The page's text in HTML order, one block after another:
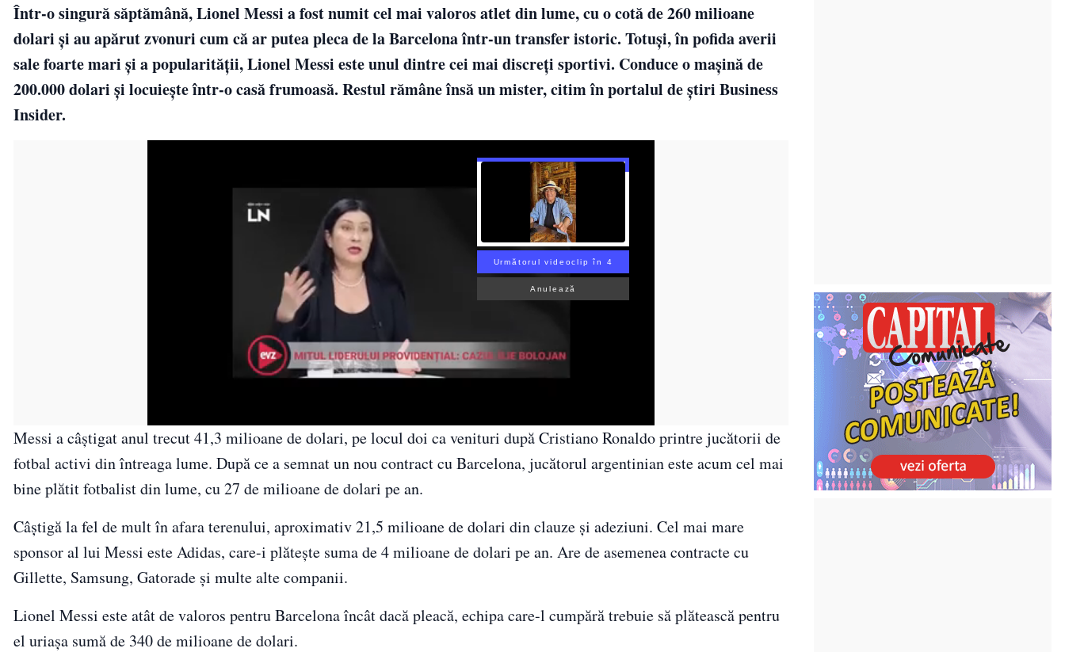
Într-o singură săptămână, Lionel Messi a fost numit cel mai valoros atlet din lume, cu o cotă de 260 milioane
dolari şi au apărut zvonuri cum că ar putea pleca de la Barcelona într-un transfer istoric. Totuşi, în pofida averii
sale foarte mari şi a popularităţii, Lionel Messi este unul dintre cei mai discreţi sportivi. Conduce o mașină de
200.000 dolari și locuiește într-o casă frumoasă. Restul rămâne însă un mister, citim în portalul de ştiri Business
Insider.
Următorul videoclip în 3
Anulează
Messi a câştigat anul trecut 41,3 milioane de dolari, pe locul doi ca venituri după Cristiano Ronaldo printre jucătorii de
fotbal activi din întreaga lume. După ce a semnat un nou contract cu Barcelona, jucătorul argentinian este acum cel mai
bine plătit fotbalist din lume, cu 27 de milioane de dolari pe an.
Câştigă la fel de mult în afara terenului, aproximativ 21,5 milioane de dolari din clauze şi adeziuni. Cel mai mare
sponsor al lui Messi este Adidas, care-i plăteşte suma de 4 milioane de dolari pe an. Are de asemenea contracte cu
Gillette, Samsung, Gatorade şi multe alte companii.
Lionel Messi este atât de valoros pentru Barcelona încât dacă pleacă, echipa care-l cumpără trebuie să plătească pentru
el uriaşa sumă de 340 de milioane de dolari.